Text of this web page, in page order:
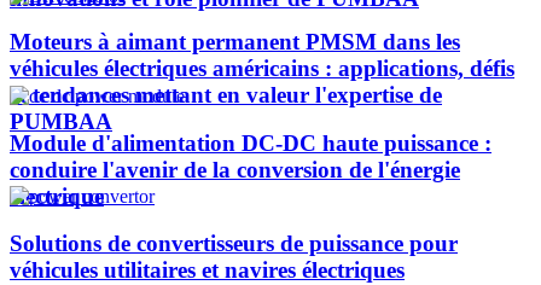
Moteurs à aimant permanent PMSM dans les
véhicules électriques américains : applications, défis
et tendances mettant en valeur l'expertise de
PUMBAA​
Module d'alimentation DC-DC haute puissance :
conduire l'avenir de la conversion de l'énergie
électrique
Solutions de convertisseurs de puissance pour
véhicules utilitaires et navires électriques